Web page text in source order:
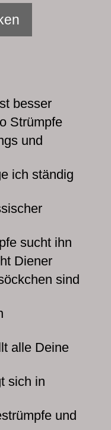
besser
Strümpfe
und
ich ständig
sucht ihn
Diener
sind
alle Deine
sich in
und